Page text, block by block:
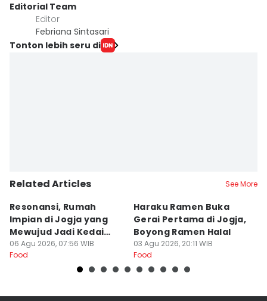
Editorial Team
Editor
Febriana Sintasari
Tonton lebih seru di
Related Articles See More
Resonansi, Rumah
Impian di Jogja yang
Mewujud Jadi Kedai
Ramen dan Burger
06 Agu 2026, 07:56 WIB
Food
Haraku Ramen Buka
Gerai Pertama di Jogja,
Boyong Ramen Halal
03 Agu 2026, 20:11 WIB
Food